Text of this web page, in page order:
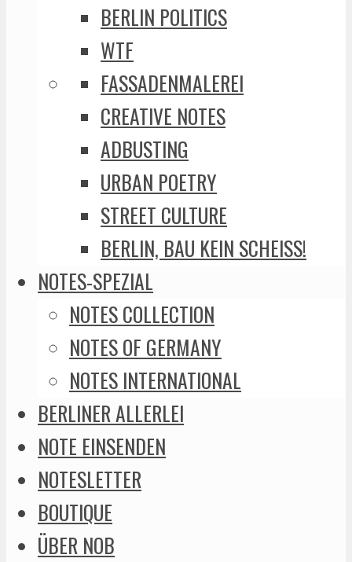
BERLIN POLITICS
WTF
FASSADENMALEREI
CREATIVE NOTES
ADBUSTING
URBAN POETRY
STREET CULTURE
BERLIN, BAU KEIN SCHEISS!
NOTES-SPEZIAL
NOTES COLLECTION
NOTES OF GERMANY
NOTES INTERNATIONAL
BERLINER ALLERLEI
NOTE EINSENDEN
NOTESLETTER
BOUTIQUE
ÜBER NOB